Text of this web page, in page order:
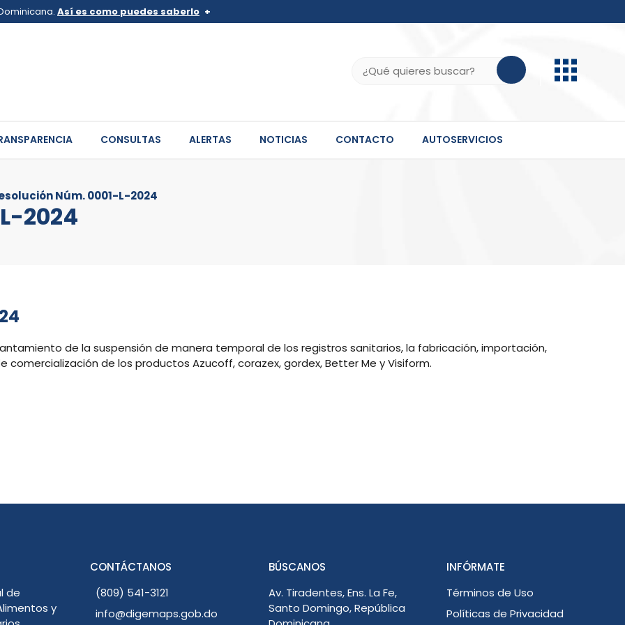
Así es como puedes saberlo
de .gob.do o .gov.do. Comparte información confidencial solo en este tipo de
CONSULTAS ALERTAS NOTICIAS CONTACTO AUTOSERVICIOS
Núm. 0001-L-2024
2024
de la suspensión de manera temporal de los registros sanitarios, la fabricación, importación,
de los productos Azucoff, corazex, gordex, Better Me y Visiform.
de
y
CONTÁCTANOS
(809) 541-3121
info@digemaps.gob.do
BÚSCANOS
Av. Tiradentes, Ens. La Fe,
Santo Domingo, República
INFÓRMATE
Términos de Uso
Políticas de Privacidad